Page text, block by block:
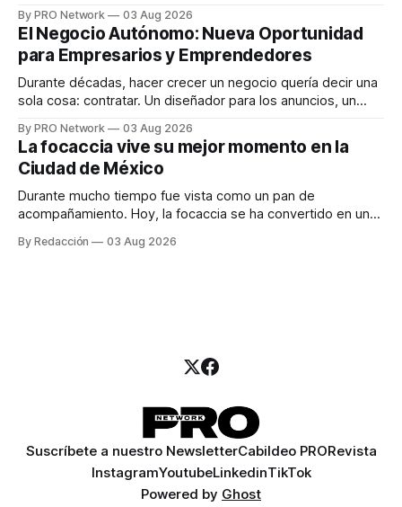
INTERIUS, el problema suele estar en otro lugar. Durante
una entrevista para el podcast SER PRO, el especialista en
marketing digital explicó que
By PRO Network 03 Aug 2026
El Negocio Autónomo: Nueva Oportunidad
para Empresarios y Emprendedores
Durante décadas, hacer crecer un negocio quería decir una
sola cosa: contratar. Un diseñador para los anuncios, un
para los textos, alguien que supiera de publicidad digital
para encontrar prospectos, un vendedor para atender
llamadas y mensajes, y —con suerte— una persona
By PRO Network 03 Aug 2026
La focaccia vive su mejor momento en la
Ciudad de México
Durante mucho tiempo fue vista como un pan de
acompañamiento. Hoy, la focaccia se ha convertido en uno
artesanal, ingredientes de calidad y experiencias que
By Redacción 03 Aug 2026
Suscríbete a nuestro NewsletterCabildeo PRORevista
InstagramYoutubeLinkedinTikTok
Powered by Ghost